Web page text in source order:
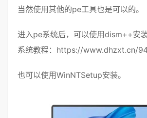
当然使用其他的pe工具也是可以的。
进入pe系统后，可以使用dism++安
系统教程： https://www.dhzxt.cn/
也可以使用WinNTSetup安装。